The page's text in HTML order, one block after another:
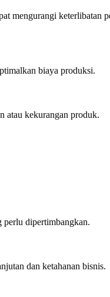
mengurangi keterlibatan
biaya produksi.
atau kekurangan produk.
perlu dipertimbangkan.
dan ketahanan bisnis.